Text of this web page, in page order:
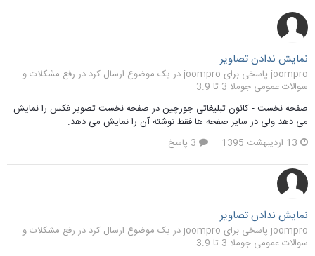
نمایش ندادن تصاویر
joompro پاسخی برای joompro در یک موضوع ارسال کرد در
رفع مشکلات و
سوالات عمومی جوملا 3 تا 3.9
صفحه نخست - کانون تبلیغاتی جورچین در صفحه نخست تصویر فکس را نمایش
می دهد ولی در سایر صفحه ها فقط نوشته آن را نمایش می دهد.
13 اردیبهشت 1395
نمایش ندادن تصاویر
joompro پاسخی برای joompro در یک موضوع ارسال کرد در
رفع مشکلات و
سوالات عمومی جوملا 3 تا 3.9